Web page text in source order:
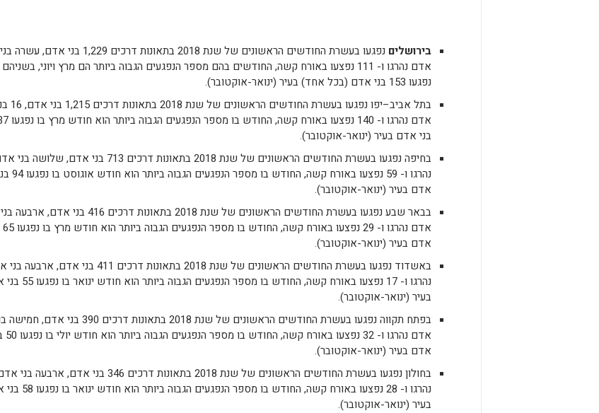
בירושלים
נפגעו בעשרת החודשים הראשונים של שנת 2018 בתאונות דרכים 1,229 בני אדם, עשרה בני
אדם נהרגו ו- 111 נפצעו באורח קשה, החודשים בהם מספר הנפגעים הגבוה ביותר הם מרץ ויוני, בשניהם
נפגעו 153 בני אדם (בכל אחד) בעיר (ינואר-אוקטובר).
בתל אביב–יפו
נפגעו בעשרת החודשים הראשונים של
אדם נהרגו ו- 140 נפצעו באורח קשה,
בני אדם בעיר (ינואר-אוקטובר).
בחיפה
נפגעו בעשרת החודשים הראשונים של שנת 2018 בתאונות דרכים 713 בני אדם, שלושה
נהרגו ו- 59 נפצעו באורח קשה, החודש בו מספר הנפגעים
אדם בעיר (ינואר-אוקטובר).
בבאר שבע
נפגעו בעשרת החודשים הראשונים של שנת 2018 בתאונות דרכים 416 בני אדם, ארבעה בני
אדם בעיר (ינואר-אוקטובר).
באשדוד
נפגעו בעשרת החודשים הראשונים של שנת 2018 בתאונות דרכים 411 בני אדם,
נהרגו ו- 17 נפצעו באורח קשה, החודש בו מספר
בעיר (ינואר-אוקטובר).
בפתח תקווה
נפגעו בעשרת החודשים הראשונים של שנת 2018 בתאונות דרכים 390 בני אדם,
אדם נהרגו ו-
אדם בעיר (ינואר-אוקטובר).
בחולון
נפגעו בעשרת החודשים הראשונים של שנת 2018 בתאונות דרכים 346 בני אדם, ארבעה בני
נהרגו ו- 28 נפצעו באורח קשה, החודש בו מספר
בעיר (ינואר-אוקטובר).